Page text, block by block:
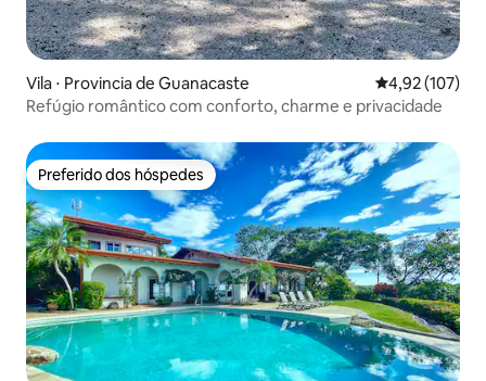
Vila ⋅ Provincia de Guanacaste 4,92 de uma
4,92 (107)
Refúgio romântico com conforto, charme e privacidade
Preferido dos hóspedes
Preferido dos hóspedes